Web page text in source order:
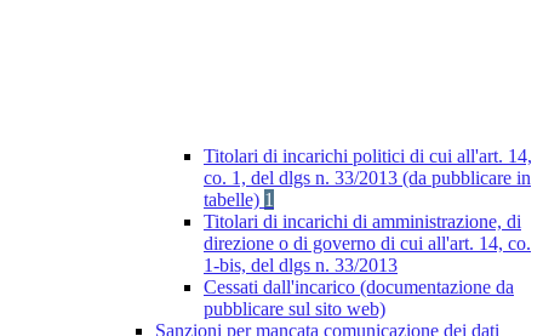
Titolari di incarichi politici di cui all'art. 14,
co. 1, del dlgs n. 33/2013 (da pubblicare in
tabelle) 1
Titolari di incarichi di amministrazione, di
direzione o di governo di cui all'art. 14, co.
1-bis, del dlgs n. 33/2013
Cessati dall'incarico (documentazione da
pubblicare sul sito web)
Sanzioni per mancata comunicazione dei dati